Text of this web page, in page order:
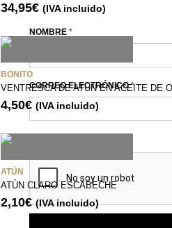
NOMBRE *
CORREO ELECTRÓNICO*
34,95€ (IVA incluido)
BONITO
VENTRESCA DE ATÚN EN ACEITE DE
4,50€ (IVA incluido)
ATÚN
ATÚN CLARO ESCABECHE
2,10€ (IVA incluido)